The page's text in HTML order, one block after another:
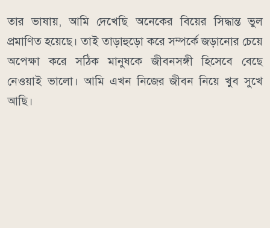
তার ভাষায়, আমি দেখেছি অনেকের বিয়ের সিদ্ধান্ত ভুল
প্রমাণিত হয়েছে। তাই তাড়াহুড়ো করে সম্পর্কে জড়ানোর চেয়ে
অপেক্ষা করে সঠিক মানুষকে জীবনসঙ্গী হিসেবে বেছে
নেওয়াই ভালো। আমি এখন নিজের জীবন নিয়ে খুব সুখে
আছি।